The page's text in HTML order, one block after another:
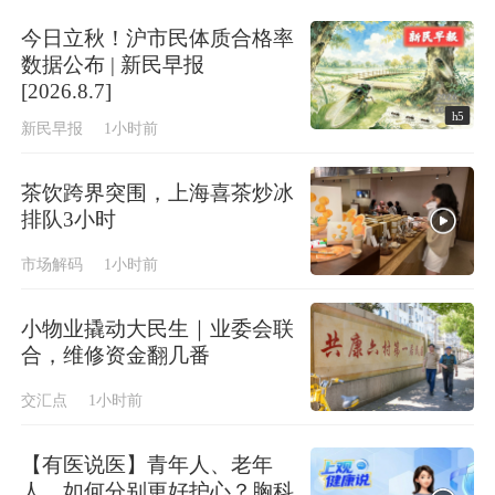
今日立秋！沪市民体质合格率
数据公布 | 新民早报
[2026.8.7]
新民早报 1小时前
h5
茶饮跨界突围，上海喜茶炒冰
排队3小时
市场解码 1小时前
小物业撬动大民生｜业委会联
合，维修资金翻几番
交汇点 1小时前
【有医说医】青年人、老年